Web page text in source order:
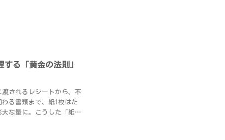
る「黄金の法則」
されるレシートから、不
る書類まで、紙1枚はた
な量に。こうした「紙モ